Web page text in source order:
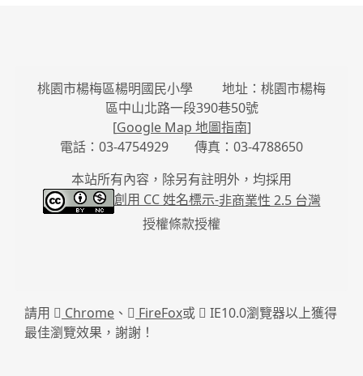
桃園市楊梅區楊明國民小學 地址：桃園市楊梅
區中山北路一段390巷50號
[Google Map 地圖指南]
電話：03-4754929 傳真：03-4788650
本站所有內容，除另有註明外，均採用
創用 CC 姓名標示-非商業性 2.5 台灣
授權條款授權
請用 Chrome 、 FireFox或
IE10.0瀏覽器以上獲得
最佳瀏覽效果，謝謝！